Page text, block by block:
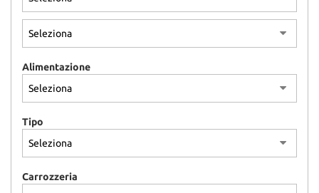
Alimentazione
Tipo
Carrozzeria